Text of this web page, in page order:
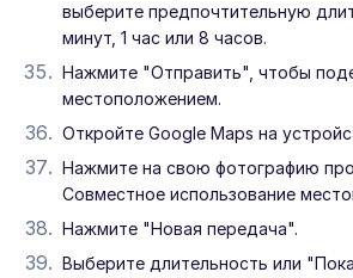
выберите предпочтительную
минут, 1 час или 8 часов.
Нажмите "Отправить", чтобы
местоположением.
Откройте Google Maps на
Нажмите на свою фотографию
Совместное использование
Нажмите "Новая передача".
Выберите длительность или